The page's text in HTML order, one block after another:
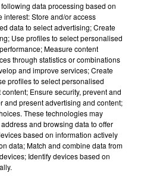
pour mettre en
à la pétanque
!
pour 2023 !
data processing based on
Store and/or access
data to select advertising; Create
Use profiles to select personalised
Measure content
through statistics or combinations
and improve services; Create
profiles to select personalised
Ensure security, prevent and
and present advertising and content;
These technologies may
and browsing data to offer
based on information actively
data; Match and combine data from
Identify devices based on